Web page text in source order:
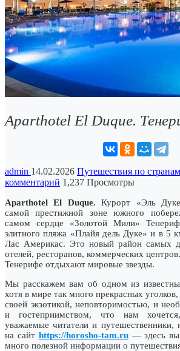
Aparthotel El Duque.
admin 14.02.2026 Путешествия по
комментарий 1,237 Просмотры
Aparthotel El Duque. Курорт «Эль
самой престижной зоне южного
самом сердце «Золотой Мили»
элитного пляжа «Плайя дель Дуке» и в 5
Лас Америкас. Это новый район самых
отелей, ресторанов, коммерческих
Тенерифе отдыхают мировые звезды.
Мы расскажем вам об одном из
хотя в мире так много прекрасных
своей экзотикой, неповторимостью, и
и гостеприимством, что нам
уважаемые читатели и путешественники,
на сайт https://horosho-tam.ru— здесь вы
много полезной информации о